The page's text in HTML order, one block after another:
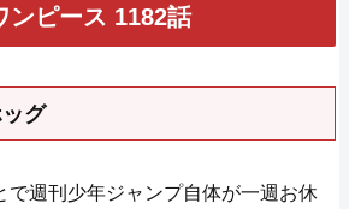
ンピース 1182話
グ
で週刊少年ジャンプ自体が一週お休